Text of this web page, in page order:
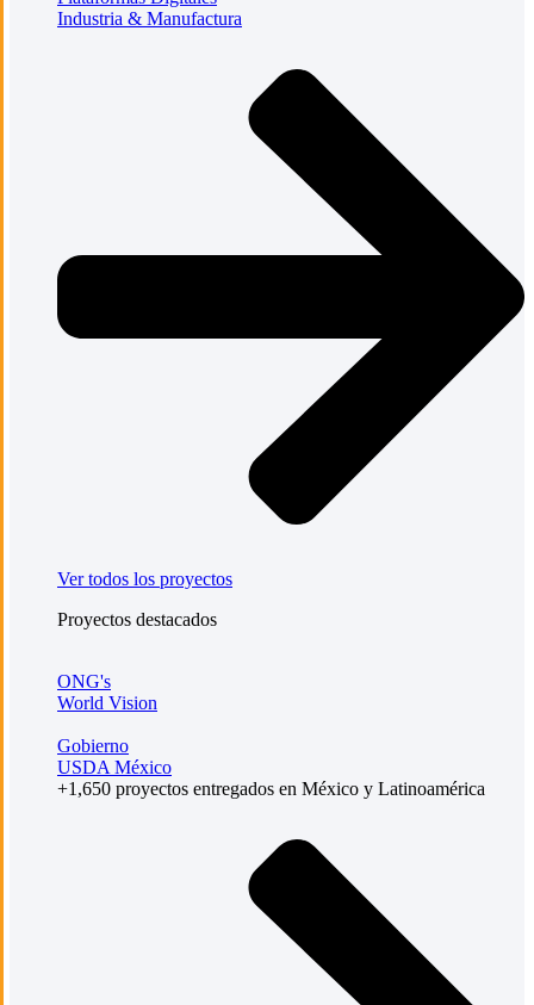
Industria & Manufactura
Ver todos los proyectos
Proyectos destacados
ONG's
World Vision
Gobierno
USDA México
+1,650 proyectos entregados en México y Latinoamérica